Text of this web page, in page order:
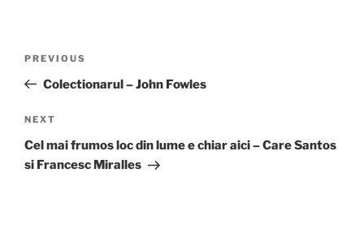
Previous
Post
PREVIOUS
Colectionarul – John Fowles
Next
Post
NEXT
Cel mai frumos loc din lume e chiar aici – Care Santos
si Francesc Miralles